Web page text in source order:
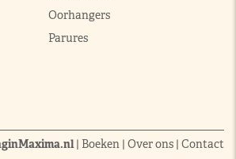
Oorhangers
Parures
| Boeken | Over ons | Contact